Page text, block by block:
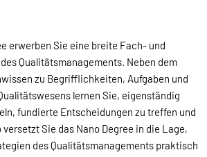
erwerben Sie eine breite Fach- und
Qualitätsmanagements. Neben dem
zu Begrifflichkeiten, Aufgaben und
lernen Sie, eigenständig
fundierte Entscheidungen zu treffen und
Sie das Nano Degree in die Lage,
des Qualitätsmanagements praktisch